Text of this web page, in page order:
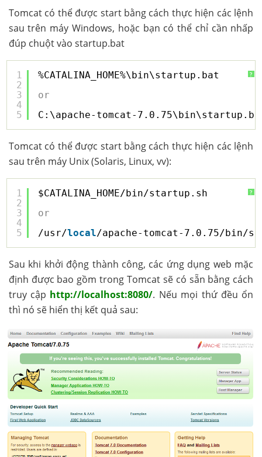
Tomcat có thể được start bằng cách thực hiện các lệnh
sau trên máy Windows, hoặc bạn có thể chỉ cần nhấp
đúp chuột vào startup.bat
?
1
2
3
4
5
%CATALINA_HOME%\bin\startup.bat
or
C:\apache-tomcat-
Tomcat có thể được start bằng cách thực hiện các lệnh
sau trên máy Unix (Solaris, Linux, vv):
?
1
2
3
4
5
$CATALINA_HOME/bin/startup.sh
or
/usr/local/apache-tomcat-7.0.75/bin/
Sau khi khởi động thành công, các ứng dụng web mặc
định được bao gồm trong Tomcat sẽ có sẵn bằng cách
truy cập http://localhost:8080/. Nếu mọi thứ đều ổn
thì nó sẽ hiển thị kết quả sau: